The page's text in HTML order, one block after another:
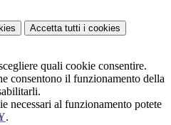
Accetta tutti i cookies
quali cookie consentire.
consentono il funzionamento della
necessari al funzionamento potete
.